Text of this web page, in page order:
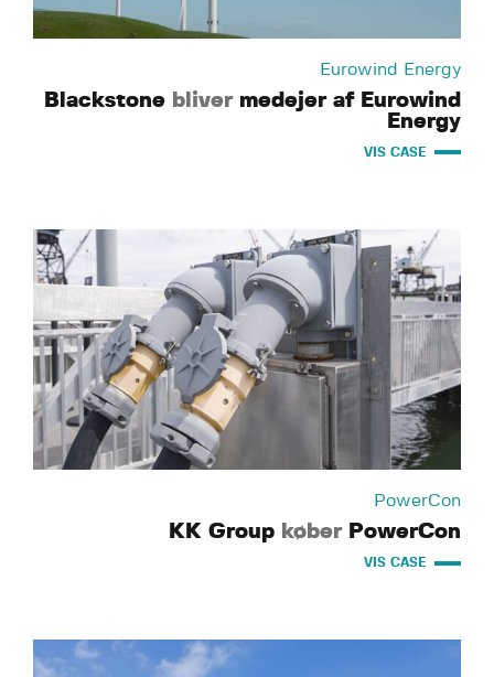
Eurowind Energy
Blackstone bliver medejer af Eurowind
Energy
VIS CASE
PowerCon
KK Group køberPowerCon
VIS CASE